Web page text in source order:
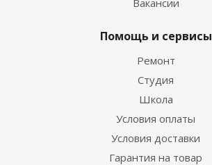
Вакансии
Помощь и сервисы
Ремонт
Студия
Школа
Условия оплаты
Условия доставки
Гарантия на товар